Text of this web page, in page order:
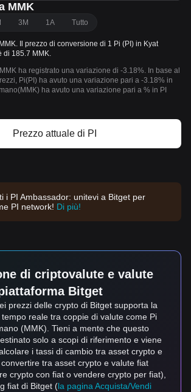
MMK
3M 1A Tutto
Il prezzo di conversione di 1 Pi (PI) in Kyat
di 185.7 MMK.
ha registrato una variazione di -3.18%. In base al
Pi(PI) ha avuto una variazione pari a -3.18% in
ha avuto una variazione pari a % in PI
Prezzo attuale di PI
i PI Ambassador: unitevi a Bitget per
PI network! Di più!
di criptovalute e valute
Bitget
prezzi delle crypto di Bitget supporta la
reale tra coppie di valute come Pi
(MMK). Tieni a mente che questo
solo a scopi di riferimento e viene
i tassi di cambio tra asset crypto e
tra asset crypto e valute fiat
crypto con fiat o vendere crypto per fiat),
fiat di Bitget (la pagina Acquista/Vendi